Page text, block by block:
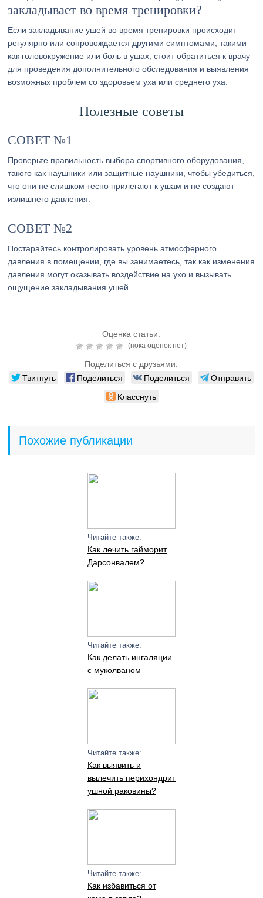
закладывает во время тренировки?
Если закладывание ушей во время тренировки происходит
регулярно или сопровождается другими симптомами, такими
как головокружение или боль в ушах, стоит обратиться к врачу
для проведения дополнительного обследования и выявления
возможных проблем со здоровьем уха или среднего уха.
Полезные советы
СОВЕТ №1
Проверьте правильность выбора спортивного оборудования,
такого как наушники или защитные наушники, чтобы убедиться,
что они не слишком тесно прилегают к ушам и не создают
излишнего давления.
СОВЕТ №2
Постарайтесь контролировать уровень атмосферного
давления в помещении, где вы занимаетесь, так как изменения
давления могут оказывать воздействие на ухо и вызывать
ощущение закладывания ушей.
Оценка статьи:
(пока оценок нет)
Поделиться с друзьями:
Твитнуть Поделиться Поделиться
Отправить
Класснуть
Похожие публикации
Читайте также:
Как лечить гайморит
Дарсонвалем?
Читайте также:
Как делать ингаляции
с муколваном
Читайте также:
Как выявить и
вылечить перихондрит
ушной раковины?
Читайте также:
Как избавиться от